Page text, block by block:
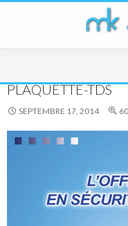
PLAQUETTE-TDS
SEPTEMBRE 17, 2014